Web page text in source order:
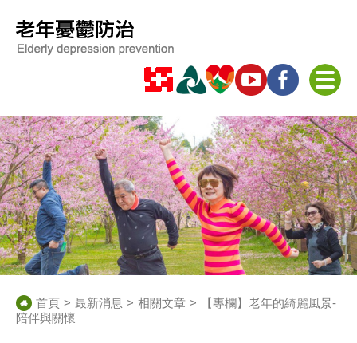
首頁 最新消息 相關文章
【專欄】老年的綺麗風景-
陪伴與關懷